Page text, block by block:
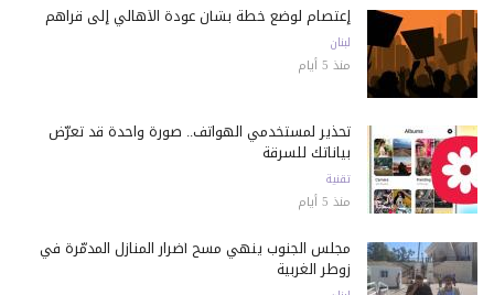
إعتصام لوضع خطة بشأن عودة الأهالي إلى قراهم
لبنان
منذ 5 أيام
تحذير لمستخدمي الهواتف.. صورة واحدة قد تعرّض
بياناتك للسرقة
تقنية
منذ 5 أيام
مجلس الجنوب ينهي مسح أضرار المنازل المدمّرة في
زوطر الغربية